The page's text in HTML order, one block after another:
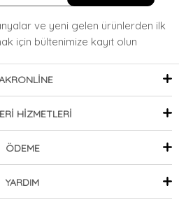
ve yeni gelen ürünlerden ilk
için bültenimize kayıt olun
HİZMETLERİ
ÖDEME
YARDIM